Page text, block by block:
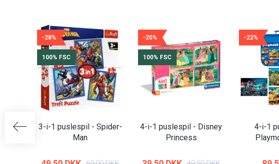
-28%
100% FSC
3-i-1 puslespil - Spider-
Man
-20%
100% FSC
4-i-1 puslespil - Disney
Princess
-22%
4-i-1